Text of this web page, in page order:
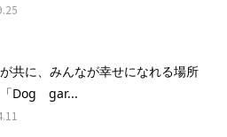
共に、みんなが幸せになれる場所
Dog gar...